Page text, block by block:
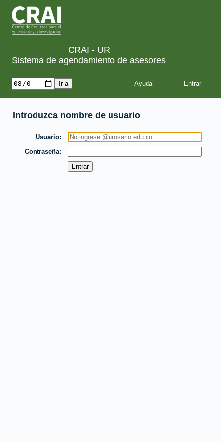
CRAI - UR
Sistema de agendamiento de asesores
Ayuda
Introduzca nombre de usuario
Usuario
Contraseña